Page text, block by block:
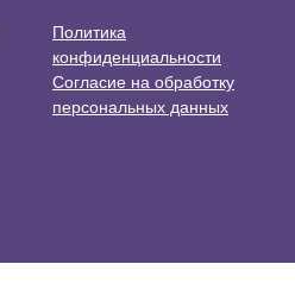
Политика
конфиденциальности
Согласие на обработку
персональных данных